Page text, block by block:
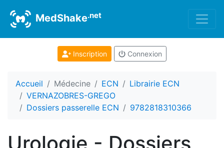
MedShake.net
Inscription Connexion
Accueil Médecine ECN
Librairie ECN
VERNAZOBRES-GREGO
Dossiers passerelle ECN
9782818310366